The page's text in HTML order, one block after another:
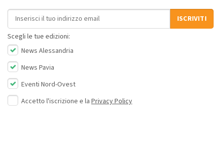
Indirizzo email
ISCRIVITI
Scegli le tue edizioni:
News Alessandria
News Pavia
Eventi Nord-Ovest
Accetto l'iscrizione e la Privacy Policy